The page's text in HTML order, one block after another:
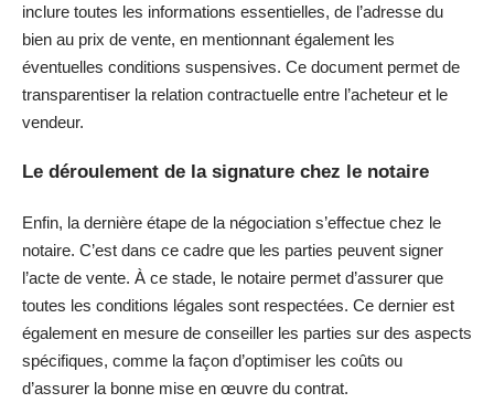
inclure toutes les informations essentielles, de l’adresse du
bien au prix de vente, en mentionnant également les
éventuelles conditions suspensives. Ce document permet de
transparentiser la relation contractuelle entre l’acheteur et le
vendeur.
Le déroulement de la signature chez le notaire
Enfin, la dernière étape de la négociation s’effectue chez le
notaire. C’est dans ce cadre que les parties peuvent signer
l’acte de vente. À ce stade, le notaire permet d’assurer que
toutes les conditions légales sont respectées. Ce dernier est
également en mesure de conseiller les parties sur des aspects
spécifiques, comme la façon d’optimiser les coûts ou
d’assurer la bonne mise en œuvre du contrat.